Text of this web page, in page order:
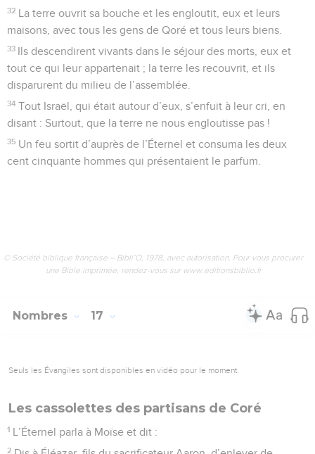
32 La terre ouvrit sa bouche et les engloutit, eux et leurs
maisons, avec tous les gens de Qoré et tous leurs biens.
33 Ils descendirent vivants dans le séjour des morts, eux et
tout ce qui leur appartenait ; la terre les recouvrit, et ils
disparurent du milieu de l’assemblée.
34 Tout Israël, qui était autour d’eux, s’enfuit à leur cri, en
disant : Surtout, que la terre ne nous engloutisse pas !
35 Un feu sortit d’auprès de l’Éternel et consuma les deux
cent cinquante hommes qui présentaient le parfum.
© Société biblique française – Bibli’O, 1978, avec autorisation. Pour vous procurer
une Bible imprimée, rendez-vous sur www.editionsbiblio.fr
Nombres 17
Seuls les Évangiles sont disponibles en vidéo pour le moment.
Les cassolettes des partisans de Coré
1 L’Éternel parla à Moïse et dit :
2